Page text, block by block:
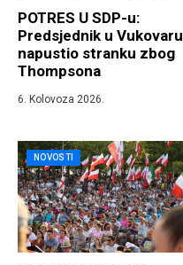
POTRES U SDP-u:
Predsjednik u Vukovaru
napustio stranku zbog
Thompsona
6. Kolovoza 2026.
NOVOSTI